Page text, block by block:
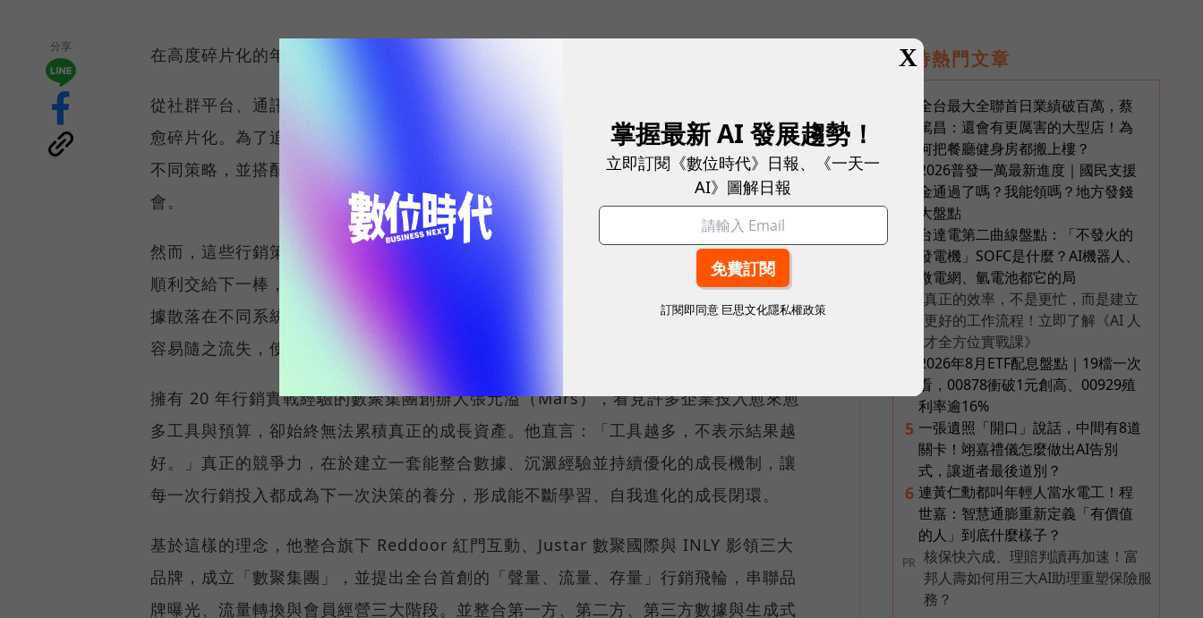
分享 在高度碎片化的年代，企業行銷，不該是短跑，而是一場需要團隊默契的接力賽。
從社群平台、通訊軟體、搜尋引擎，再到網紅、短影音等，消費者與品牌的接觸點愈來
愈碎片化。為了追求更好的行銷成效，企業陸續導入口碑行銷、廣告投放、會員經營等
不同策略，並搭配各式各樣的 MarTech 工具，希望精準掌握每一次與消費者互動的機
會。
然而，這些行銷策略就如同接力賽的跑者，雖然每一棒都努力衝刺，卻常常無法將成果
順利交給下一棒，口碑、廣告與會員經營往往分屬不同負責人、使用不同平台，不僅數
據散落在不同系統、跨部門協作成本高昂，一旦負責人員異動，累積多年的實戰經驗也
容易隨之流失，使企業難以將每一次投入轉化為長期成長動能。
擁有 20 年行銷實戰經驗的數聚集團創辦人張元溢（Mars），看見許多企業投入愈來愈
多工具與預算，卻始終無法累積真正的成長資產。他直言：「工具越多，不表示結果越
好。」真正的競爭力，在於建立一套能整合數據、沉澱經驗並持續優化的成長機制，讓
每一次行銷投入都成為下一次決策的養分，形成能不斷學習、自我進化的成長閉環。
基於這樣的理念，他整合旗下 Reddoor 紅門互動、Justar 數聚國際與 INLY 影領三大
品牌，成立「數聚集團」，並提出全台首創的「聲量、流量、存量」行銷飛輪，串聯品
牌曝光、流量轉換與會員經營三大階段。並整合第一方、第二方、第三方數據與生成式
即時熱門文章
全台最大全聯首日業績破百萬，蔡
篤昌：還會有更厲害的大型店！為
何把餐廳健身房都搬上樓？
2026普發一萬最新進度｜國民支援
金通過了嗎？我能領嗎？地方發錢
大盤點
台達電第二曲線盤點：「不發火的
發電機」SOFC是什麼？AI機器人、
微電網、氫電池都它的局
真正的效率，不是更忙，而是建立
更好的工作流程！立即了解《AI 人
才全方位實戰課》
2026年8月ETF配息盤點｜19檔一次
看，00878衝破1元創高、00929殖
利率逾16%
5 一張遺照「開口」說話，中間有8道
關卡！翊嘉禮儀怎麼做出AI告別
式，讓逝者最後道別？
6 連黃仁勳都叫年輕人當水電工！程
世嘉：智慧通膨重新定義「有價值
的人」到底什麼樣子？
PR
核保快六成、理賠判讀再加速！富
邦人壽如何用三大AI助理重塑保險服
務？
X
掌握最新 AI 發展趨勢！
立即訂閱《數位時代》日報、《一天一
AI》圖解日報
訂閱即同意 巨思文化隱私權政策